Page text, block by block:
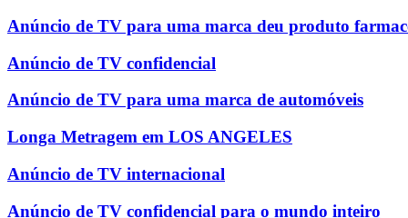
Anúncio de TV para uma marca deu produto
Anúncio de TV confidencial
Anúncio de TV para uma marca de automóveis
Longa Metragem em LOS ANGELES
Anúncio de TV internacional
Anúncio de TV confidencial para o mundo inteiro